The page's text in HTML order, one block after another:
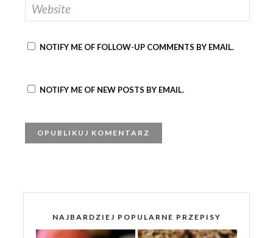
NOTIFY ME OF FOLLOW-UP COMMENTS BY EMAIL.
NOTIFY ME OF NEW POSTS BY EMAIL.
NAJBARDZIEJ POPULARNE PRZEPISY